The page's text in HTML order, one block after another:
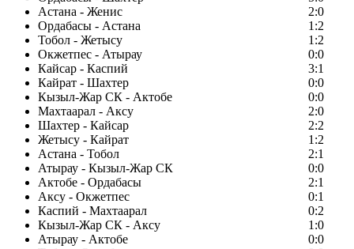
Астана - Женис
2:0
Ордабасы - Астана
1:2
Тобол - Жетысу
1:2
Окжетпес - Атырау
0:0
Кайсар - Каспий
3:1
Кайрат - Шахтер
0:0
Кызыл-Жар СК - Актобе
0:0
Махтаарал - Аксу
2:0
Шахтер - Кайсар
2:2
Жетысу - Кайрат
1:2
Астана - Тобол
2:1
Атырау - Кызыл-Жар СК
0:0
Актобе - Ордабасы
2:1
Аксу - Окжетпес
0:1
Каспий - Махтаарал
0:2
Кызыл-Жар СК - Аксу
1:0
Атырау - Актобе
0:0